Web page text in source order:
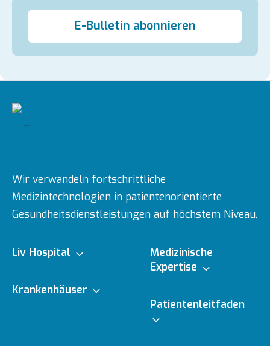
E-Bulletin abonnieren
Wir verwandeln fortschrittliche
Medizintechnologien in patientenorientierte
Gesundheitsdienstleistungen auf höchstem Niveau.
Liv Hospital
Krankenhäuser
Medizinische
Expertise
Patientenleitfaden